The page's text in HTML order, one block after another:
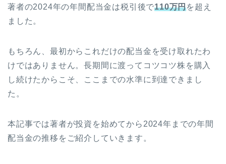
著者の2024年の年間配当金は税引後で110万円を超え
ました。
もちろん、最初からこれだけの配当金を受け取れたわ
けではありません。長期間に渡ってコツコツ株を購入
し続けたからこそ、ここまでの水準に到達できまし
た。
本記事では著者が投資を始めてから2024年までの年間
配当金の推移をご紹介していきます。